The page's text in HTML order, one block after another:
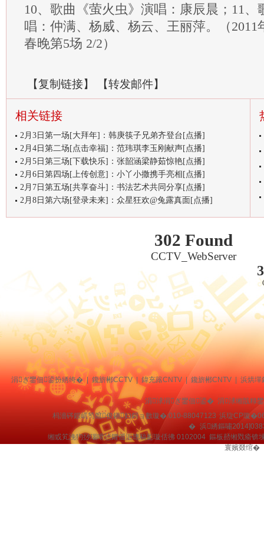
10、歌曲《萤火虫》演唱：康辰晨；11、
唱：仲满、杨威、杨云、王丽萍。（2011
春晚第5场 2/2）
【复制链接】 【转发邮件】
相关链接
2月3日第一场[大拜年]：韩庚筷子兄弟齐登台[点播]
2月4日第二场[点击幸福]：范玮琪李玉刚献声[点播]
2月5日第三场[下载快乐]：张韶涵梁静茹惊艳[点播]
2月6日第四场[上传创意]：小丫小撒携手亮相[点播]
2月7日第五场[共享奋斗]：书法艺术共同分享[点播]
2月8日第六场[登录未来]：众星狂欢@兔露真面[点播]
302 Found
CCTV_WebServer
涓ぎ鐢佃鍙扮綉绔� | 鑱旂郴CCTV | 鍏充簬CNTV 鑱旂郴CNTV 浜烘墠
涓浗涓ぎ鐢佃鍙� 涓浗缃戠粶
杩濇硶鍜屼笉鑹俊鎭妇鎶ョ數璇�:010-88047123 浜琁CP璇
� 浜綉鏂嘯
缃戜笂浼犳挱瑙嗗惉鑺傜洰璁稿彲璇佸彿 0102004 鏂板嚭缃戣瘉
寰嬪叕绾�